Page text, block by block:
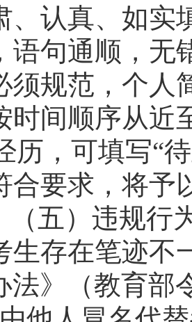
、认真、如实
语句通顺，无
须规范，个人
时间顺序从近
历，可填写“
合要求，将予
）违规行为
生存在笔迹不
法》（教育部